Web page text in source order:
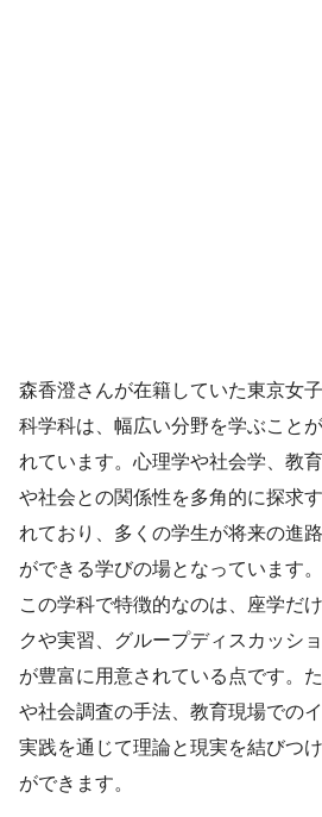
森香澄さんが在籍していた東京女
科学科は、幅広い分野を学ぶこと
れています。心理学や社会学、教
や社会との関係性を多角的に探求
れており、多くの学生が将来の進
ができる学びの場となっています。
この学科で特徴的なのは、座学だ
クや実習、グループディスカッシ
が豊富に用意されている点です。
や社会調査の手法、教育現場での
実践を通じて理論と現実を結びつ
ができます。